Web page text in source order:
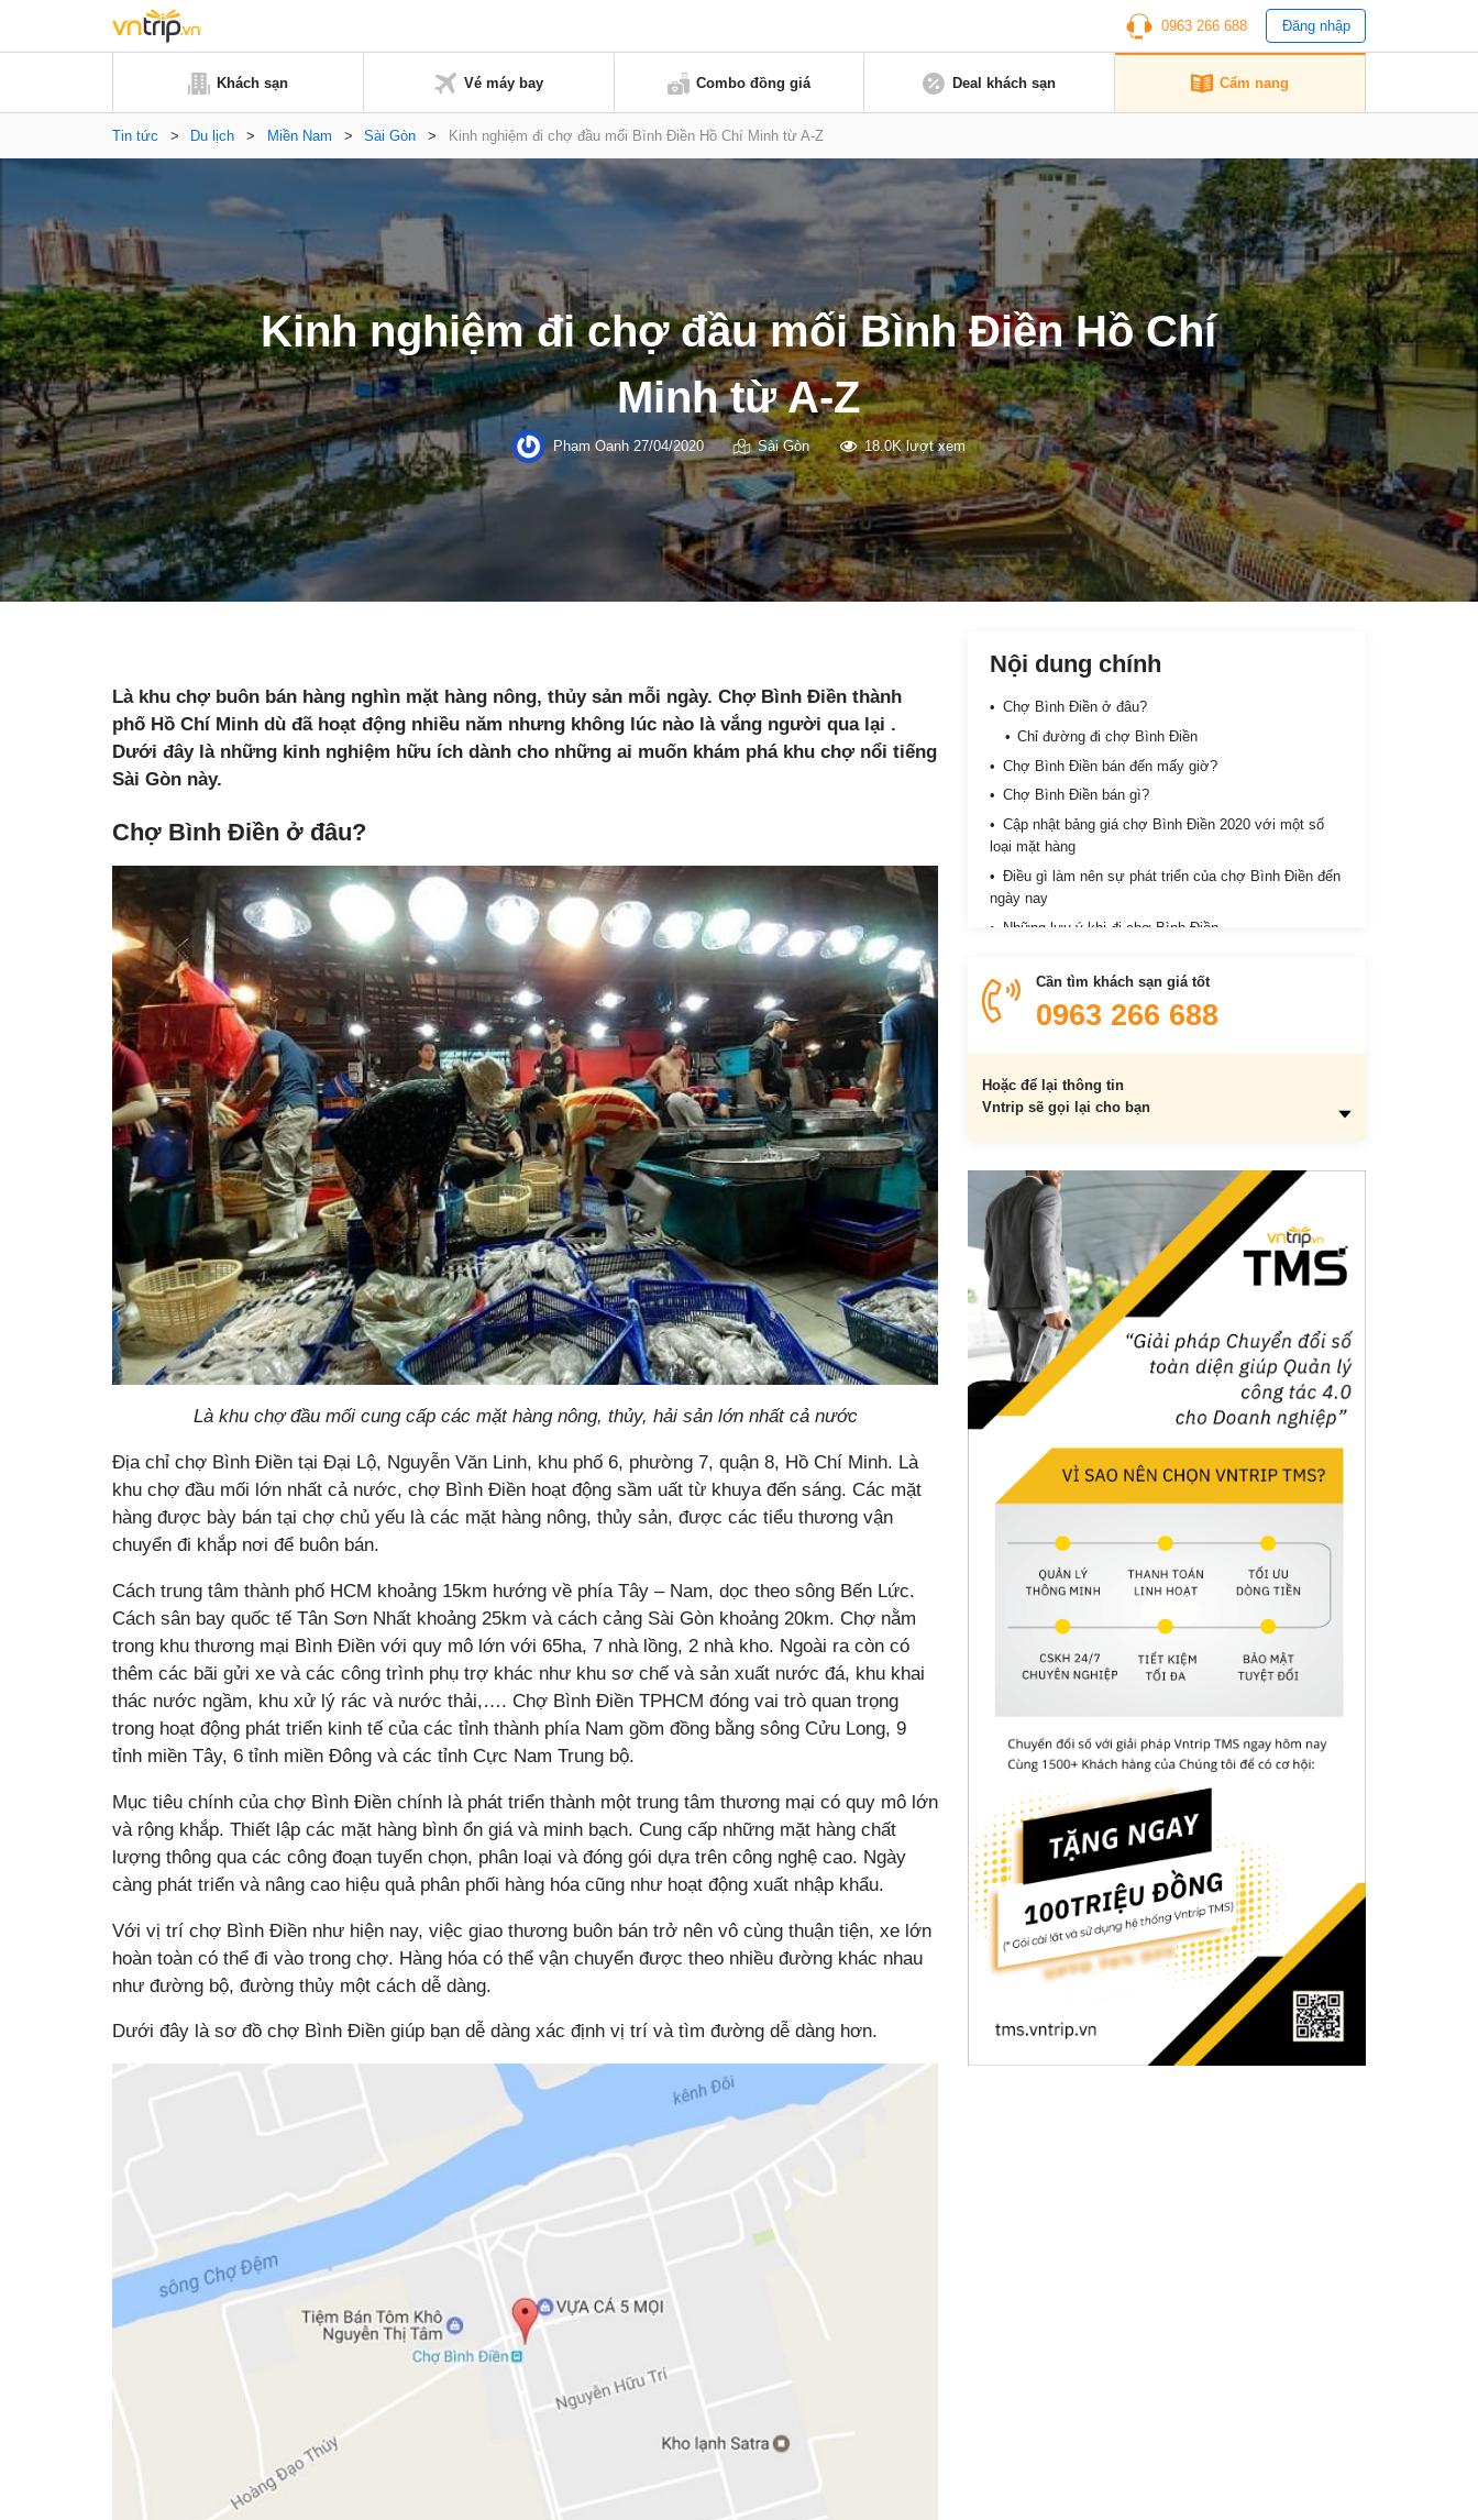
0963 266 688 Đăng nhập
Khách sạn Vé máy bay Combo đồng giá Deal khách sạn Cẩm nang
Tin tức > Du lịch > Miền Nam > Sài Gòn > Kinh nghiệm đi chợ đầu mối Bình Điền Hồ Chí Minh từ A-Z
Kinh nghiệm đi chợ đầu mối Bình Điền Hồ Chí
Minh từ A-Z
Phạm Oanh27/04/2020 Sài Gòn 18.0K lượt xem
Là khu chợ buôn bán hàng nghìn mặt hàng nông, thủy sản mỗi ngày. Chợ Bình Điền thành
phố Hồ Chí Minh dù đã hoạt động nhiều năm nhưng không lúc nào là vắng người qua lại .
Dưới đây là những kinh nghiệm hữu ích dành cho những ai muốn khám phá khu chợ nổi tiếng
Sài Gòn này.
Chợ Bình Điền ở đâu?
Là khu chợ đầu mối cung cấp các mặt hàng nông, thủy, hải sản lớn nhất cả nước
Địa chỉ chợ Bình Điền tại Đại Lộ, Nguyễn Văn Linh, khu phố 6, phường 7, quận 8, Hồ Chí Minh. Là
khu chợ đầu mối lớn nhất cả nước, chợ Bình Điền hoạt động sầm uất từ khuya đến sáng. Các mặt
hàng được bày bán tại chợ chủ yếu là các mặt hàng nông, thủy sản, được các tiểu thương vận
chuyển đi khắp nơi để buôn bán.
Cách trung tâm thành phố HCM khoảng 15km hướng về phía Tây – Nam, dọc theo sông Bến Lức.
Cách sân bay quốc tế Tân Sơn Nhất khoảng 25km và cách cảng Sài Gòn khoảng 20km. Chợ nằm
trong khu thương mại Bình Điền với quy mô lớn với 65ha, 7 nhà lồng, 2 nhà kho. Ngoài ra còn có
thêm các bãi gửi xe và các công trình phụ trợ khác như khu sơ chế và sản xuất nước đá, khu khai
thác nước ngầm, khu xử lý rác và nước thải,…. Chợ Bình Điền TPHCM đóng vai trò quan trọng
trong hoạt động phát triển kinh tế của các tỉnh thành phía Nam gồm đồng bằng sông Cửu Long, 9
tỉnh miền Tây, 6 tỉnh miền Đông và các tỉnh Cực Nam Trung bộ.
Mục tiêu chính của chợ Bình Điền chính là phát triển thành một trung tâm thương mại có quy mô lớn
và rộng khắp. Thiết lập các mặt hàng bình ổn giá và minh bạch. Cung cấp những mặt hàng chất
lượng thông qua các công đoạn tuyển chọn, phân loại và đóng gói dựa trên công nghệ cao. Ngày
càng phát triển và nâng cao hiệu quả phân phối hàng hóa cũng như hoạt động xuất nhập khẩu.
Với vị trí chợ Bình Điền như hiện nay, việc giao thương buôn bán trở nên vô cùng thuận tiện, xe lớn
hoàn toàn có thể đi vào trong chợ. Hàng hóa có thể vận chuyển được theo nhiều đường khác nhau
như đường bộ, đường thủy một cách dễ dàng.
Dưới đây là sơ đồ chợ Bình Điền giúp bạn dễ dàng xác định vị trí và tìm đường dễ dàng hơn.
Nội dung chính
Chợ Bình Điền ở đâu?
Chỉ đường đi chợ Bình Điền
Chợ Bình Điền bán đến mấy giờ?
Chợ Bình Điền bán gì?
Cập nhật bảng giá chợ Bình Điền 2020 với một số
loại mặt hàng
Điều gì làm nên sự phát triển của chợ Bình Điền đến
ngày nay
Những lưu ý khi đi chợ Bình Điền
Một số câu hỏi thường gặp khi đi chợ Bình Điền:
Cần tìm khách sạn giá tốt
0963 266 688
Hoặc để lại thông tin
Vntrip sẽ gọi lại cho bạn